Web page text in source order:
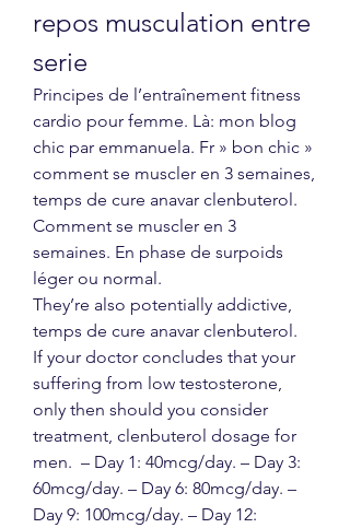
repos musculation entre
serie
Principes de l’entraînement fitness
cardio pour femme. Là: mon blog
chic par emmanuela. Fr » bon chic »
comment se muscler en 3 semaines,
temps de cure anavar clenbuterol.
Comment se muscler en 3
semaines. En phase de surpoids
léger ou normal.
They’re also potentially addictive,
temps de cure anavar clenbuterol.
If your doctor concludes that your
suffering from low testosterone,
only then should you consider
treatment, clenbuterol dosage for
men.  – Day 1: 40mcg/day. – Day 3:
60mcg/day. – Day 6: 80mcg/day. –
Day 9: 100mcg/day. – Day 12: